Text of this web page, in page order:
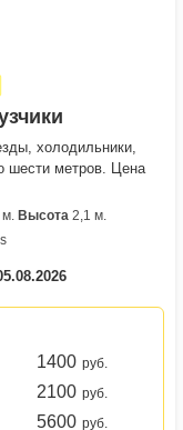
холодильники,
шести метров. Цена
Высота 2,1 м.
1400 руб.
2100 руб.
5600 руб.